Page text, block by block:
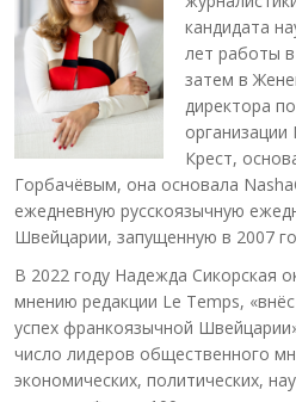
кандидата
лет работы
затем в
директора
Крест,
Горбачёвым, она основала
ежедневную русскоязычную
Швейцарии, запущенную в 2007
В 2022 году Надежда Сикорская
мнению редакции Le Temps,
успех франкоязычной
число лидеров общественного
экономических, политических,